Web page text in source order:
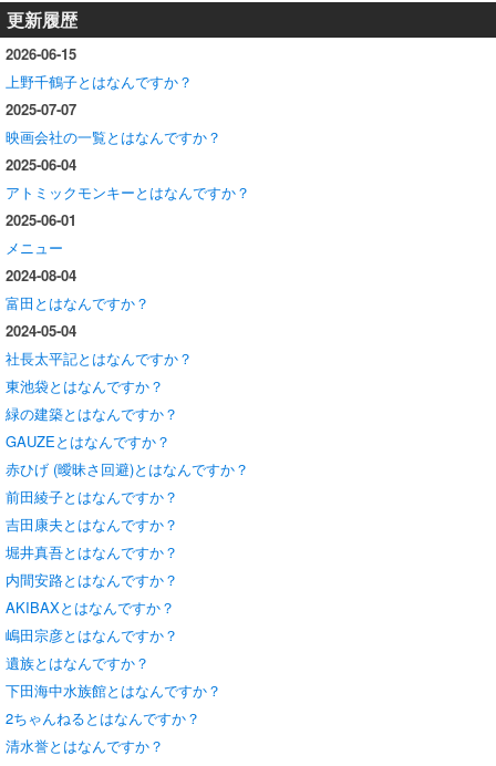
更新履歴
2026-06-15
上野千鶴子とはなんですか？
2025-07-07
映画会社の一覧とはなんですか？
2025-06-04
アトミックモンキーとはなんですか？
2025-06-01
メニュー
2024-08-04
富田とはなんですか？
2024-05-04
社長太平記とはなんですか？
東池袋とはなんですか？
緑の建築とはなんですか？
GAUZEとはなんですか？
赤ひげ (曖昧さ回避)とはなんですか？
前田綾子とはなんですか？
吉田康夫とはなんですか？
堀井真吾とはなんですか？
内間安路とはなんですか？
AKIBAXとはなんですか？
嶋田宗彦とはなんですか？
遺族とはなんですか？
下田海中水族館とはなんですか？
2ちゃんねるとはなんですか？
清水誉とはなんですか？